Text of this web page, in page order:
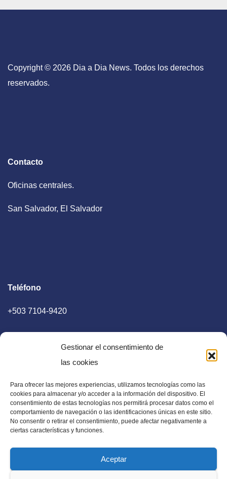
Gestionar el consentimiento de
las cookies
Para ofrecer las mejores experiencias, utilizamos tecnologías como las
cookies para almacenar y/o acceder a la información del dispositivo. El
consentimiento de estas tecnologías nos permitirá procesar datos como el
comportamiento de navegación o las identificaciones únicas en este sitio.
No consentir o retirar el consentimiento, puede afectar negativamente a
ciertas características y funciones.
Aceptar
Copyright © 2026 Dia a Dia News. Todos los derechos
reservados.
Contacto
Oficinas centrales.
San Salvador, El Salvador
Teléfono
+503 7104-9420
E-mail
diaadia.redaccion@gmail.com